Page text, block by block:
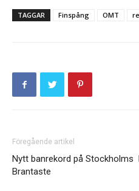
TAGGAR Finspång OMT
Föregående artikel
Nytt banrekord på Stockholms
Brantaste